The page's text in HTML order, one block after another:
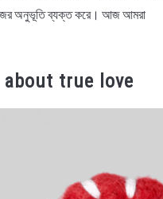
নিজের অনুভূতি ব্যক্ত করে। আজ আমরা
about true love